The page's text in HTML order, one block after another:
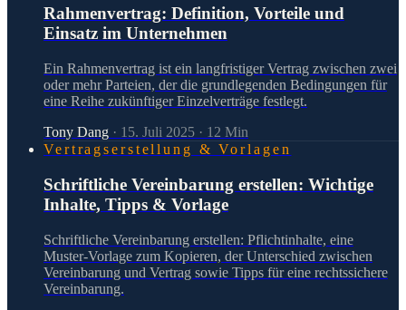
Rahmenvertrag: Definition, Vorteile und
Einsatz im Unternehmen
Ein Rahmenvertrag ist ein langfristiger Vertrag zwischen zwei
oder mehr Parteien, der die grundlegenden Bedingungen für
eine Reihe zukünftiger Einzelverträge festlegt​.
Tony Dang · 15. Juli 2025 · 12 Min
Vertragserstellung & Vorlagen
Schriftliche Vereinbarung erstellen: Wichtige
Inhalte, Tipps & Vorlage
Schriftliche Vereinbarung erstellen: Pflichtinhalte, eine
Muster-Vorlage zum Kopieren, der Unterschied zwischen
Vereinbarung und Vertrag sowie Tipps für eine rechtssichere
Vereinbarung.